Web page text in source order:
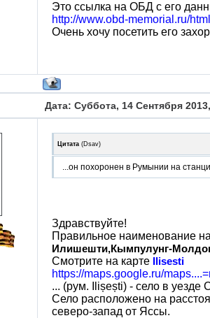
Это ссылка на ОБД с его
http://www.obd-memorial.ru/
Очень хочу посетить его
Дата: Суббота, 14 Сентября
Цитата (Dsav)
...он похоронен в Румынии на
Здравствуйте!
Правильное наименование
Илишешти,Кымпулунг-
Смотрите на карте Ilisesti
https://maps.google.ru/
... (рум. Ilișești) - село в
Село расположено на
северо-запад от Яссы.